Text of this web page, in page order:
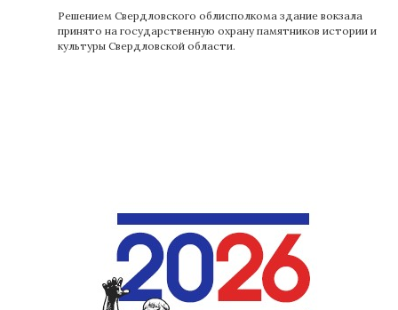
Решением Свердловского облисполкома здание вокзала
принято на государственную охрану памятников истории и
культуры Свердловской области.